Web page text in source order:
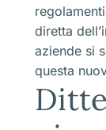
diretta
aziende si
questa